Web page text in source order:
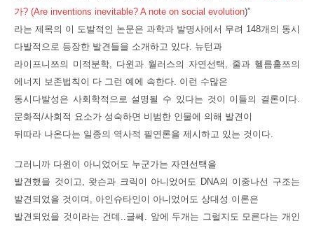
가? (Are inventions inevitable? A note on social evolution)”
라는 제목의 이 도발적인 논문은 과학과 발명사에서 무려 148개의 동시
다발적으로 등장한 발견들을 소개하고 있다. 뉴턴과
라이프니쯔의 미적분학, 다윈과 월러스의 자연선택, 줄과 헬름홀쯔의
에너지 보존법칙이 다 그런 예에 속한다. 이런 수많은
동시다발성은 사회학적으로 설명될 수 있다는 것이 이들의 결론이다.
문화적/사회적 요소가 성숙하면 비범한 인물에 의해 발견이
뒤따라 나온다는 일종의 역사적 필연론을 제시하고 있는 것이다.
그러니까 다윈이 아니었어도 누군가는 자연선택을
발견했을 것이고, 왓슨과 크릭이 아니었어도 DNA의 이중나선 구조는
발견되었을 것이며, 아인슈타인이 아니었어도 상대성 이론은
발견되었을 것이라는 건데..글쎄. 앞에 두개는 그럴지도 모른다는 개인